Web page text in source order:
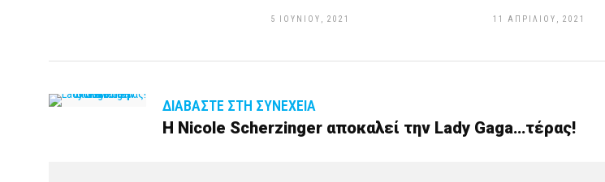
5 ΙΟΥΝΊΟΥ, 2021 11 ΑΠΡΙΛΊΟΥ, 2021
ΔΙΑΒΆΣΤΕ ΣΤΗ ΣΥΝΈΧΕΙΑ
Η Nicole Scherzinger αποκαλεί την Lady Gaga…τέρας!